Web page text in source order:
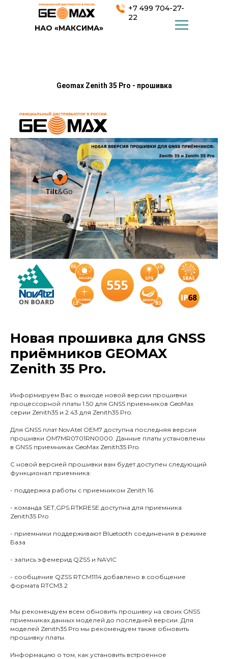
+7 499 704-27-
22
НАО «МАКСИМА»
Geomax Zenith 35 Pro - прошивка
Новая прошивка для GNSS
приёмников GEOMAX
Zenith 35 Pro.
Информируем Вас о выходе новой версии прошивки
процессорной платы 1.50 для GNSS приемников GeoMax
серии Zenith35 и 2.43 для Zenith35 Pro.
Для GNSS плат NovAtel OEM7 доступна последняя версия
прошивки OM7MR0701RN0000. Данные платы установлены
в GNSS приемниках GeoMax Zenith35 Pro.
С новой версией прошивки вам будет доступен следующий
функционал приемника:
- поддержка работы с приемником Zenith 16
- команда SET,GPS.RTKRESE доступна для приемника
Zenith35 Pro
- приемники поддерживают Bluetooth соединения в режиме
База
- запись эфемерид QZSS и NAVIC
- сообщение QZSS RTCM1114 добавлено в сообщение
формата RTCM3.2
Мы рекомендуем всем обновить прошивку на своих GNSS
приемниках данных моделей до последней версии. Для
моделей Zenith35 Pro мы рекомендуем также обновить
прошивку платы.
Информацию о том, как установить встроенное